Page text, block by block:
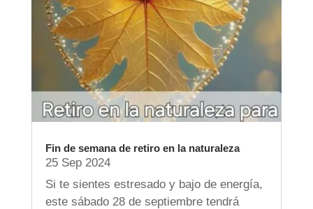
Fin de semana de retiro en la naturaleza
25 Sep 2024
Si te sientes estresado y bajo de energía,
este sábado 28 de septiembre tendrá